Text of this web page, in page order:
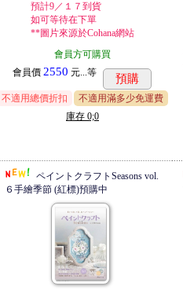
預計9／１７到貨
如可等待在下單
**圖片來源於Cohana網站
會員方可購買
會員價 2550 元...等 預購
不適用總價折扣
不適用滿多少免運費
庫存 0;0
ペイントクラフトSeasons vol.
６手繪季節 (紅標)預購中